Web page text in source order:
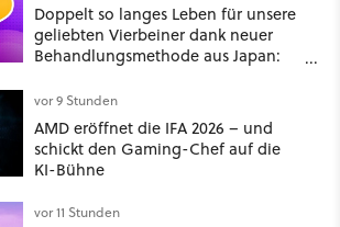
Doppelt so langes Leben für unsere
geliebten Vierbeiner dank neuer
Behandlungsmethode aus Japan:
Kommentare zeigt, dass es nicht so
einfach ist
vor 9 Stunden
AMD eröffnet die IFA 2026 – und
schickt den Gaming-Chef auf die
KI-Bühne
vor 11 Stunden